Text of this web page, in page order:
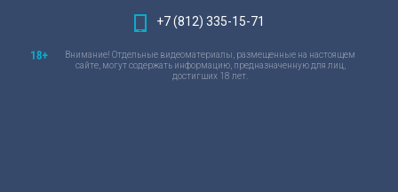
+7 (812) 335-15-71
Внимание! Отдельные видеоматериалы, размещенные на настоящем
сайте, могут содержать информацию, предназначенную для лиц,
достигших 18 лет.